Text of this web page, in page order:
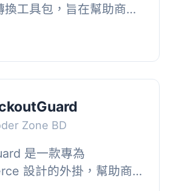
換工具包，旨在幫助商店
造更流暢的購物體驗。它
...
Zone BD
是一款專為
設計的外掛，幫助商